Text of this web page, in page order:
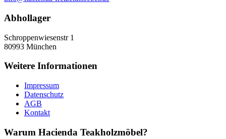
Abhollager
Schroppenwiesenstr 1
80993 München
Weitere Informationen
Impressum
Datenschutz
AGB
Kontakt
Warum Hacienda Teakholzmöbel?